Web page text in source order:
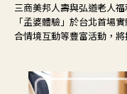
三商美邦人壽與弘道老人
「孟婆體驗」於台北首場
合情境互動等豐富活動，